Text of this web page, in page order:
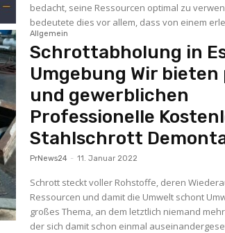
bedacht, seine Ressourcen optimal zu
bedeutete dies vor allem, dass von einem
Allgemein
Schrottabholung in
Umgebung Wir
und gewerblichen
Professionelle
Stahlschrott
PrNews24 - 11. Januar 2022
Schrott steckt voller Rohstoffe, deren
Ressourcen und damit die Umwelt schont
großes Thema, an dem letztlich niemand
der sich damit schon einmal